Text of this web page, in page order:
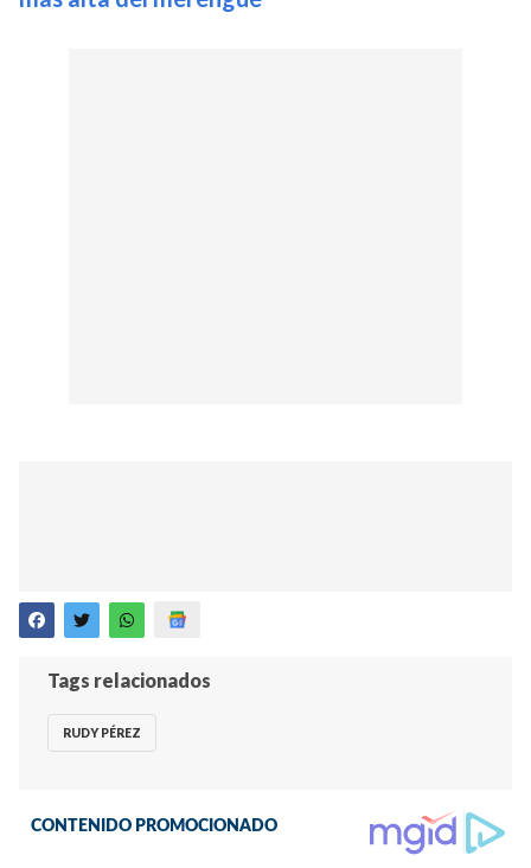
Tags relacionados
RUDY PÉREZ